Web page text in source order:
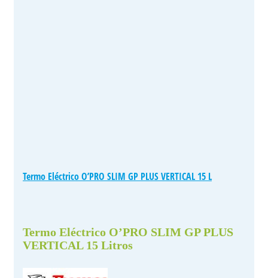
Termo Eléctrico O’PRO SLIM GP PLUS VERTICAL 15 L
Termo Eléctrico O’PRO SLIM GP PLUS
VERTICAL 15 Litros